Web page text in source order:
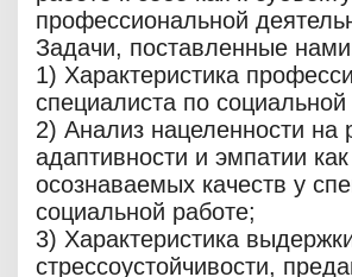
профессиональной
Задачи, поставленные
1) Характеристика
специалиста по социальной
2) Анализ нацеленности на
адаптивности и эмпатии
осознаваемых качеств у
социальной работе;
3) Характеристика
стрессоустойчивости,